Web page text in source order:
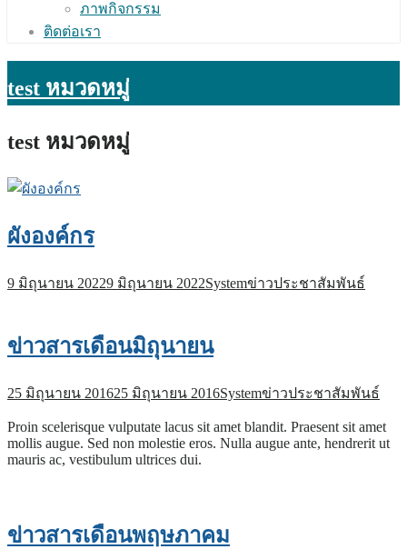
ภาพกิจกรรม
ติดต่อเรา
test หมวดหมู่
test หมวดหมู่
ผังองค์กร
9 มิถุนายน 20229 มิถุนายน 2022Systemข่าวประชาสัมพันธ์
ข่าวสารเดือนมิถุนายน
25 มิถุนายน 201625 มิถุนายน 2016Systemข่าวประชาสัมพันธ์
Proin scelerisque vulputate lacus sit amet blandit. Praesent sit amet
mollis augue. Sed non molestie eros. Nulla augue ante, hendrerit ut
mauris ac, vestibulum ultrices dui.
ข่าวสารเดือนพฤษภาคม